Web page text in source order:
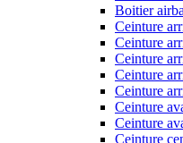
Boitier
Ceinture
Ceinture
Ceinture
Ceinture
Ceinture
Ceinture
Ceinture
Ceinture